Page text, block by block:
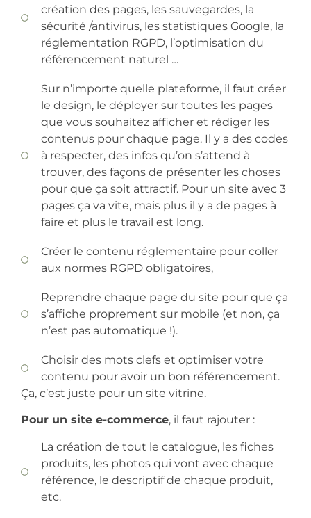
création des pages, les sauvegardes, la
sécurité /antivirus, les statistiques Google, la
réglementation RGPD, l’optimisation du
référencement naturel …
Sur n’importe quelle plateforme, il faut créer
le design, le déployer sur toutes les pages
que vous souhaitez afficher et rédiger les
contenus pour chaque page. Il y a des codes
à respecter, des infos qu’on s’attend à
trouver, des façons de présenter les choses
pour que ça soit attractif. Pour un site avec 3
pages ça va vite, mais plus il y a de pages à
faire et plus le travail est long.
Créer le contenu réglementaire pour coller
aux normes RGPD obligatoires,
Reprendre chaque page du site pour que ça
s’affiche proprement sur mobile (et non, ça
n’est pas automatique !).
Choisir des mots clefs et optimiser votre
contenu pour avoir un bon référencement.
Ça, c’est juste pour un site vitrine.
Pour un site e-commerce, il faut rajouter :
La création de tout le catalogue, les fiches
produits, les photos qui vont avec chaque
référence, le descriptif de chaque produit,
etc.